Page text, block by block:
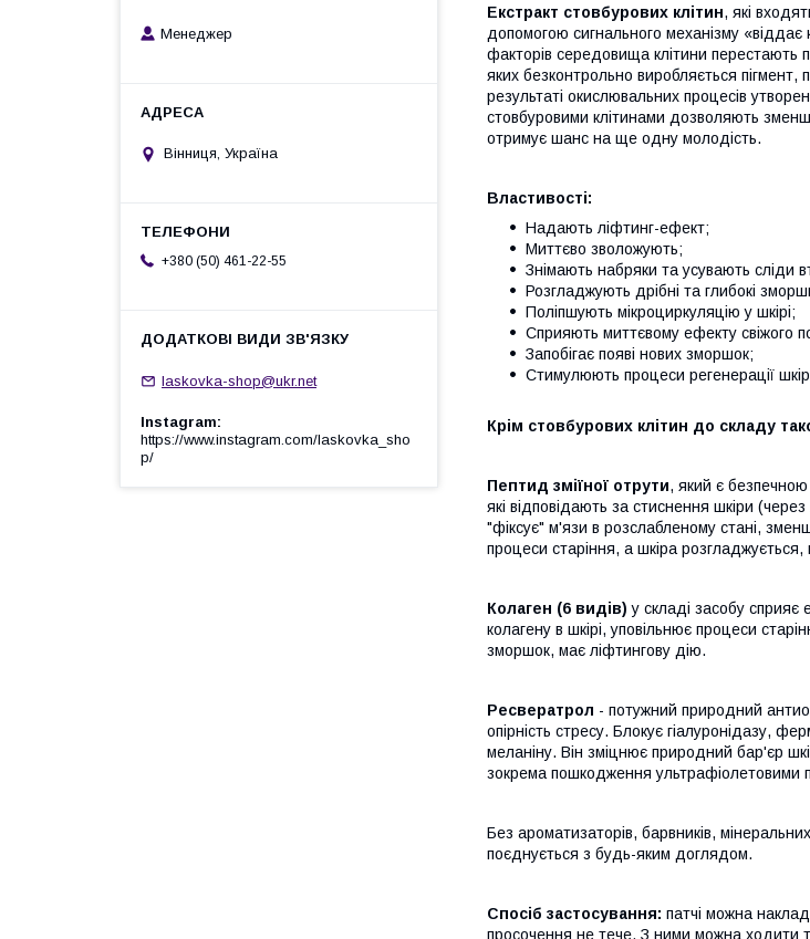
Екстракт стовбурових клітин, які
допомогою сигнального механізму
факторів середовища клітини перестають
яких безконтрольно виробляється
результаті окислювальних процесів
стовбуровими клітинами дозволяють
отримує шанс на ще одну молодість.
Властивості:
Надають ліфтинг-ефект;
Миттєво зволожують;
Знімають набряки та усувають сліди
Розгладжують дрібні та глибокі
Поліпшують мікроциркуляцію у шкірі;
Сприяють миттєвому ефекту свіжого
Запобігає появі нових зморшок;
Стимулюють процеси регенерації
Крім стовбурових клітин до складу
Пептид зміїної отрути, який є безпечною
які відповідають за стиснення шкіри
"фіксує" м'язи в розслабленому стані,
процеси старіння, а шкіра
Колаген (6 видів)у складі засобу
колагену в шкірі, уповільнює процеси
зморшок, має ліфтингову дію.
Ресвератрол - потужний природний
опірність стресу. Блокує гіалуронідазу,
меланіну. Він зміцнює природний бар'єр
зокрема пошкодження ультрафіолетовими
Без ароматизаторів, барвників,
поєднується з будь-яким доглядом.
Спосіб застосування: патчі можна
просочення не тече. З ними можна ходити
Менеджер
Вінниця, Україна
+380 (50) 461-22-55
laskovka-shop@ukr.net
Instagram
https://www.instagram.com/laskovka_sho
p/